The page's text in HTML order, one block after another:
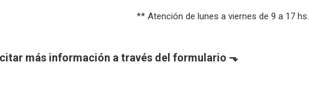
** Atención de lunes a viernes de 9 a 17 hs.
más información a través del formulario ⬎